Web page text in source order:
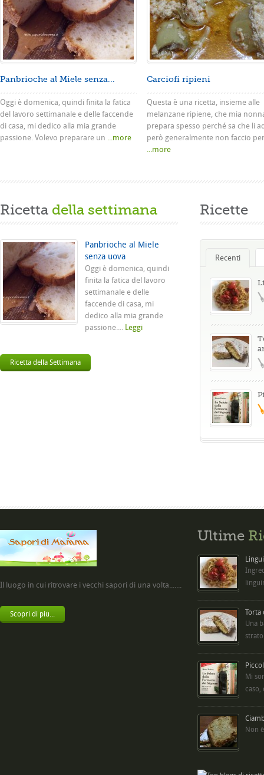
Panbrioche al Miele senza...
Oggi è domenica, quindi finita la fatica
del lavoro settimanale e delle faccende
di casa, mi dedico alla mia grande
passione. Volevo preparare un ...more
Carciofi ripieni
Questa è una ricetta, insieme alle
melanzane ripiene, che mia
prepara spesso perché sa che li
però generalmente non faccio
...more
Ricetta della settimana
Panbrioche al Miele
senza uova
Oggi è domenica, quindi
finita la fatica del lavoro
settimanale e delle
faccende di casa, mi
dedico alla mia grande
passione.... Leggi
Ricetta della Settimana
Ricette
Recenti
Il luogo in cui ritrovare i vecchi sapori di una volta.......
Scopri di più...
Ultime
Torta
Una
Mi
caso,
Non